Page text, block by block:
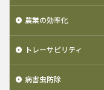
農業の効率化
トレーサビリティ
病害虫防除